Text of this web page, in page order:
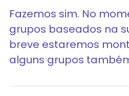
Fazemos sim. No
grupos baseados na
breve estaremos
alguns grupos